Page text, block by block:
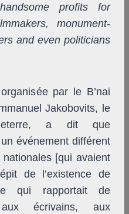
profits for
monument-
and even politicians
par le B’nai
Jakobovits, le
a dit que
un événement différent
[qui avaient
de l’existence de
qui rapportait de
écrivains, aux